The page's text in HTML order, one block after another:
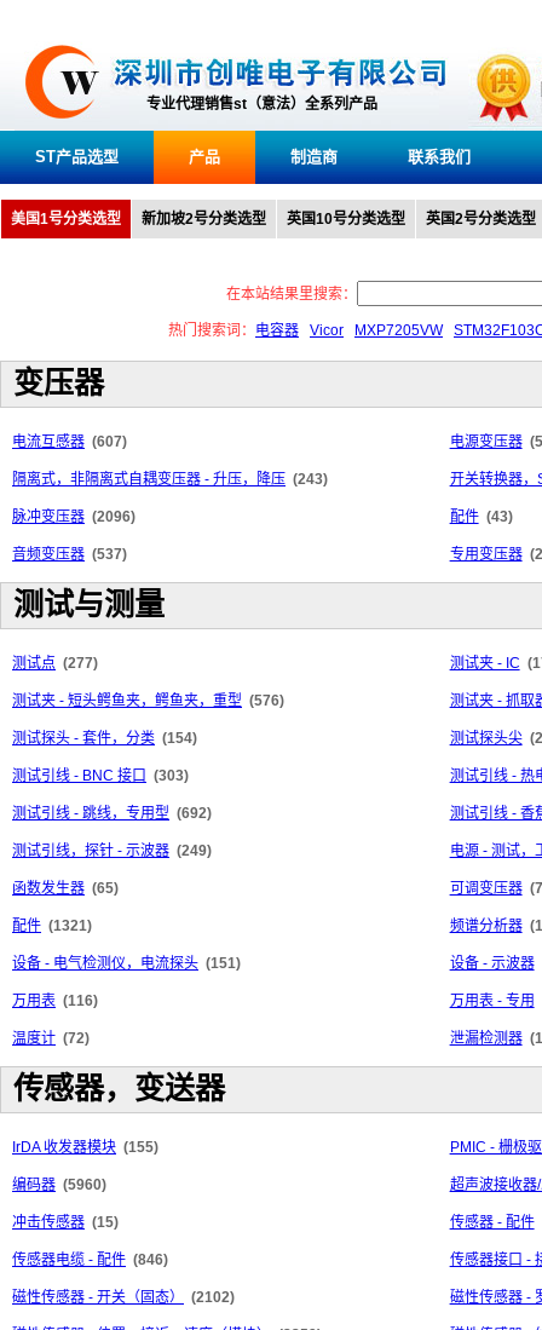
专业代理销售st（意法）全系列产品
ST产品选型 产品 制造商 联系我们
美国1号分类选型 新加坡2号分类选型 英国10号分类选型 英国2号分类选型
在本站结果里搜索：
热门搜索词： 电容器 Vicor MXP7205VW
变压器
电流互感器 (607) 电源变压器
隔离式，非隔离式自耦变压器 - 升压，降压 (243) 开关转换器，
脉冲变压器 (2096) 配件 (43)
音频变压器 (537) 专用变压器
测试与测量
测试点 (277) 测试夹 - IC
测试夹 - 短头鳄鱼夹，鳄鱼夹，重型 (576) 测试夹 - 抓取
测试探头 - 套件，分类 (154) 测试探头尖
测试引线 - BNC 接口 (303) 测试引线 - 热
测试引线 - 跳线，专用型 (692) 测试引线 - 香
测试引线，探针 - 示波器 (249) 电源 - 测试，
函数发生器 (65) 可调变压器
配件 (1321) 频谱分析器
设备 - 电气检测仪，电流探头 (151) 设备 - 示波器
万用表 (116) 万用表 - 专用
温度计 (72) 泄漏检测器
传感器，变送器
IrDA 收发器模块 (155) PMIC - 栅极
编码器 (5960) 超声波接收器
冲击传感器 (15) 传感器 - 配件
传感器电缆 - 配件 (846) 传感器接口 -
磁性传感器 - 开关（固态） (2102) 磁性传感器 -